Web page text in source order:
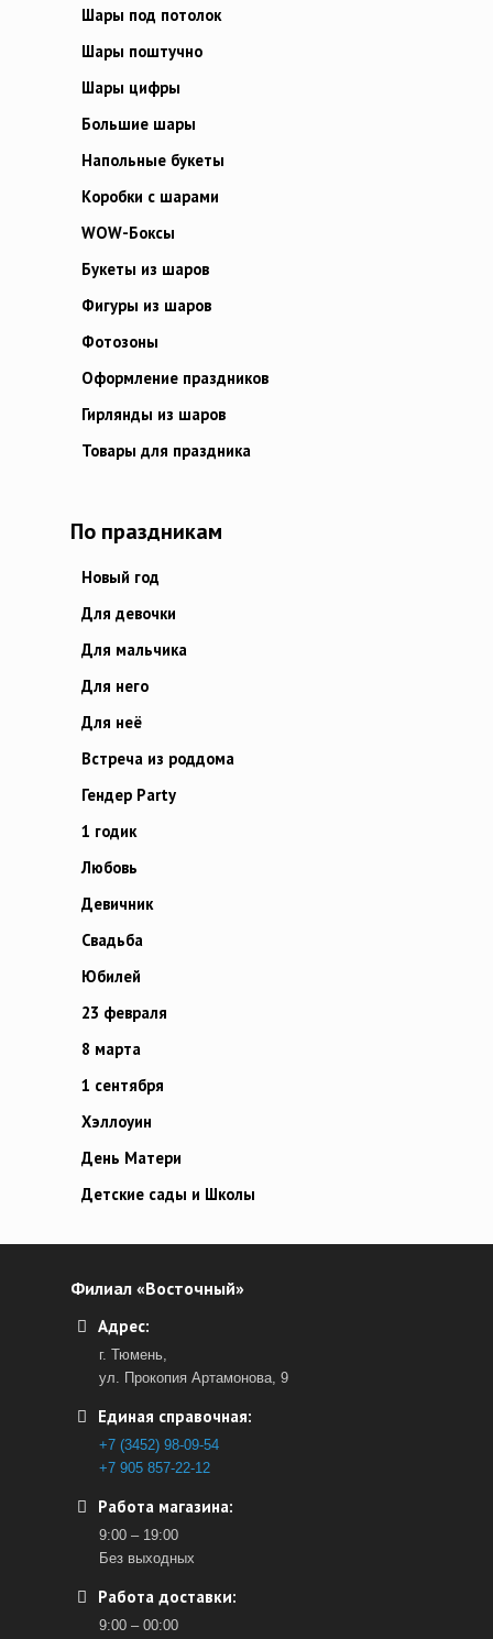
Шары под потолок
Шары поштучно
Шары цифры
Большие шары
Напольные букеты
Коробки с шарами
WOW-Боксы
Букеты из шаров
Фигуры из шаров
Фотозоны
Оформление праздников
Гирлянды из шаров
Товары для праздника
По праздникам
Новый год
Для девочки
Для мальчика
Для него
Для неё
Встреча из роддома
Гендер Party
1 годик
Любовь
Девичник
Свадьба
Юбилей
23 февраля
8 марта
1 сентября
Хэллоуин
День Матери
Детские сады и Школы
Филиал «Восточный»
Адрес:
г. Тюмень,
ул. Прокопия Артамонова, 9
Единая справочная:
+7 (3452) 98-09-54
+7 905 857-22-12
Работа магазина:
9:00 – 19:00
Без выходных
Работа доставки:
9:00 – 00:00